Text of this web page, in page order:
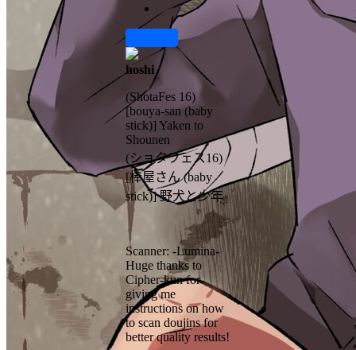
hoshi
(ShotaFes 16)
[bouya-san (baby
stick)] Yaken to
Shounen
(ショタフェス16)
[棒屋さん (baby
stick)] 野犬と少年
Scanner: -Lumina-
Huge thanks to
Cipher-kun for
giving me
instructions on how
to scan doujins for
better quality results!